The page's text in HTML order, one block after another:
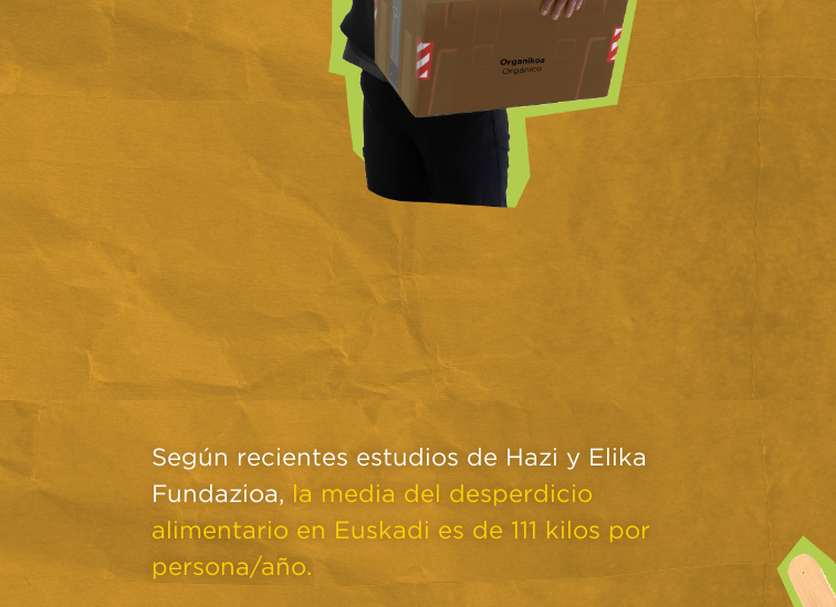
Según recientes estudios de Hazi y Elika
Fundazioa,la media del desperdicio
alimentario en Euskadi es de 111 kilos por
persona/año.